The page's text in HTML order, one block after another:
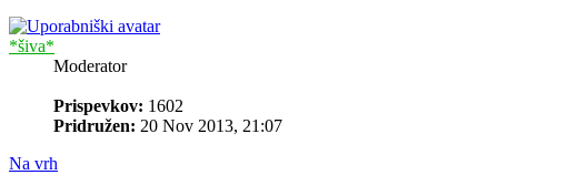
*šiva*
Moderator
Prispevkov: 1602
Pridružen: 20 Nov 2013, 21:07
Na vrh